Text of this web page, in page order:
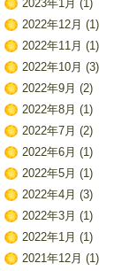
2023年1月 (1)
2022年12月 (1)
2022年11月 (1)
2022年10月 (3)
2022年9月 (2)
2022年8月 (1)
2022年7月 (2)
2022年6月 (1)
2022年5月 (1)
2022年4月 (3)
2022年3月 (1)
2022年1月 (1)
2021年12月 (1)